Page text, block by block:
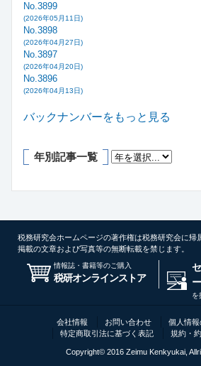
No.3899
(2026年05月11日)
No.3898
(2026年04月27日)
No.3897
(2026年04月20日)
No.3896
(2026年04月13日)
バックナンバーをもっと見る
年別記事一覧
税務研究会ホームページの著作権は税務研究会に帰
掲載の文章および写真等の無断転載を禁じます。
情報誌・書籍等のご購入
税研オンラインストア
ー
を
会社情報 お問い合わせ
個人情
特定商取引法に基づく表記
規約・
Copyright© 2016 Zeimu Kenkyukai,